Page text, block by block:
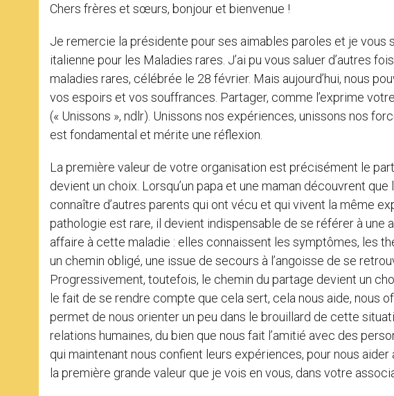
Chers frères et sœurs, bonjour et bienvenue !
Je remercie la présidente pour ses aimables paroles et je vous
italienne pour les Maladies rares. J’ai pu vous saluer d’autres
maladies rares, célébrée le 28 février. Mais aujourd’hui, nous
vos espoirs et vos souffrances. Partager, comme l’exprime
(« Unissons », ndlr). Unissons nos expériences, unissons nos
est fondamental et mérite une réflexion.
La première valeur de votre organisation est précisément le
devient un choix. Lorsqu’un papa et une maman découvrent
connaître d’autres parents qui ont vécu et qui vivent la même
pathologie est rare, il devient indispensable de se référer à une
affaire à cette maladie : elles connaissent les symptômes, les
un chemin obligé, une issue de secours à l’angoisse de se
Progressivement, toutefois, le chemin du partage devient un
le fait de se rendre compte que cela sert, cela nous aide, nous
permet de nous orienter un peu dans le brouillard de cette
relations humaines, du bien que nous fait l’amitié avec des
qui maintenant nous confient leurs expériences, pour nous
la première grande valeur que je vois en vous, dans votre